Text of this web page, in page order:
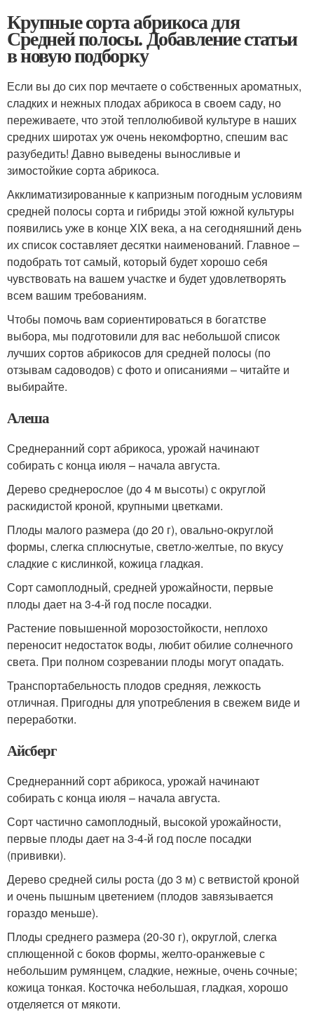
Крупные сорта абрикоса для
Средней полосы. Добавление статьи
в новую подборку
Если вы до сих пор мечтаете о собственных ароматных,
сладких и нежных плодах абрикоса в своем саду, но
переживаете, что этой теплолюбивой культуре в наших
средних широтах уж очень некомфортно, спешим вас
разубедить! Давно выведены выносливые и
зимостойкие сорта абрикоса.
Акклиматизированные к капризным погодным условиям
средней полосы сорта и гибриды этой южной культуры
появились уже в конце XIX века, а на сегодняшний день
их список составляет десятки наименований. Главное –
подобрать тот самый, который будет хорошо себя
чувствовать на вашем участке и будет удовлетворять
всем вашим требованиям.
Чтобы помочь вам сориентироваться в богатстве
выбора, мы подготовили для вас небольшой список
лучших сортов абрикосов для средней полосы (по
отзывам садоводов) с фото и описаниями – читайте и
выбирайте.
Алеша
Среднеранний сорт абрикоса, урожай начинают
собирать с конца июля – начала августа.
Дерево среднерослое (до 4 м высоты) с округлой
раскидистой кроной, крупными цветками.
Плоды малого размера (до 20 г), овально-округлой
формы, слегка сплюснутые, светло-желтые, по вкусу
сладкие с кислинкой, кожица гладкая.
Сорт самоплодный, средней урожайности, первые
плоды дает на 3-4-й год после посадки.
Растение повышенной морозостойкости, неплохо
переносит недостаток воды, любит обилие солнечного
света. При полном созревании плоды могут опадать.
Транспортабельность плодов средняя, лежкость
отличная. Пригодны для употребления в свежем виде и
переработки.
Айсберг
Среднеранний сорт абрикоса, урожай начинают
собирать с конца июля – начала августа.
Сорт частично самоплодный, высокой урожайности,
первые плоды дает на 3-4-й год после посадки
(прививки).
Дерево средней силы роста (до 3 м) с ветвистой кроной
и очень пышным цветением (плодов завязывается
гораздо меньше).
Плоды среднего размера (20-30 г), округлой, слегка
сплющенной с боков формы, желто-оранжевые с
небольшим румянцем, сладкие, нежные, очень сочные;
кожица тонкая. Косточка небольшая, гладкая, хорошо
отделяется от мякоти.